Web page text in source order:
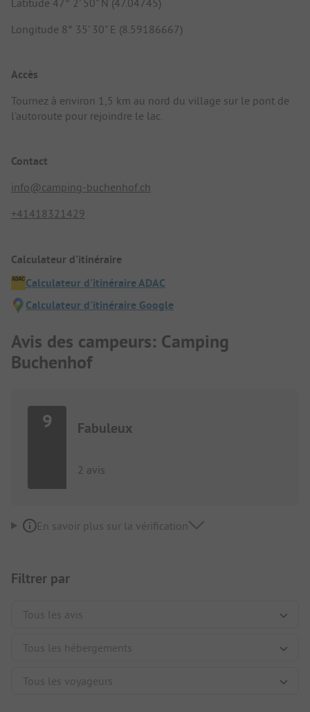
Longitude 8° 35' 30" E (8.59186667)
Accès
Tournez à environ 1,5 km au nord du village sur le pont de
l'autoroute pour rejoindre le lac.
Contact
info@camping-buchenhof.ch
+41418321429
Calculateur d'itinéraire
Calculateur d'itinéraire ADAC
Calculateur d'itinéraire Google
Avis des campeurs: Camping
Buchenhof
9 Fabuleux
2 avis
En savoir plus sur la vérification
Filtrer par